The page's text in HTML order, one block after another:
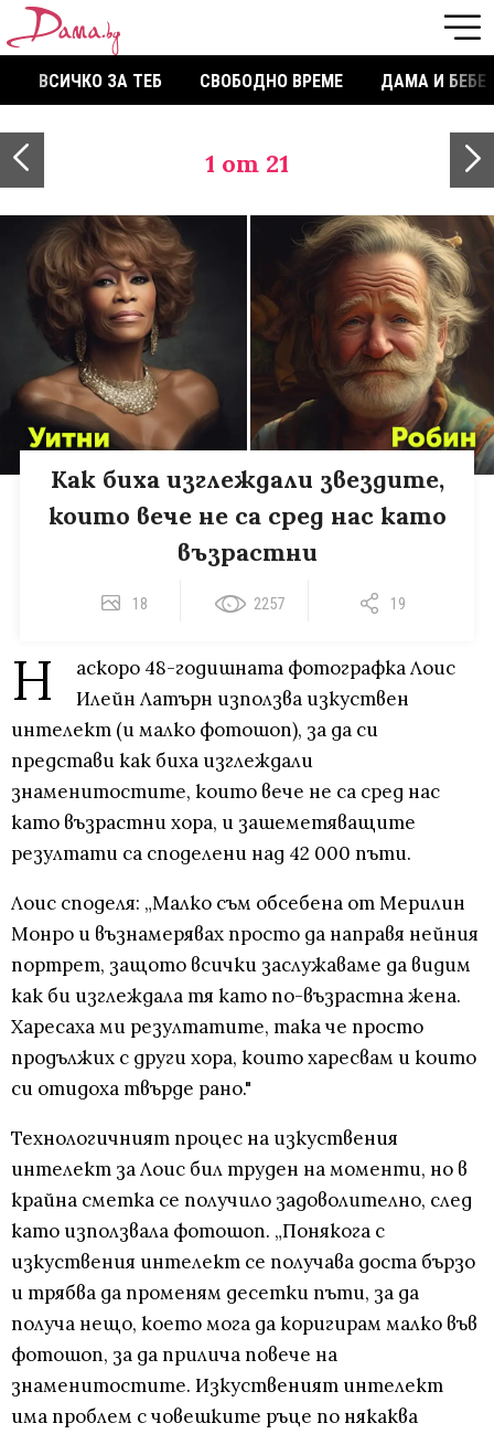
ВСИЧКО ЗА ТЕБ СВОБОДНО ВРЕМЕ ДАМА И БЕБЕ
1 от 21
Как биха изглеждали звездите,
които вече не са сред нас като
възрастни
18 2257 19
Н
аскоро 48-годишната фотографка Лоис
Илейн Латърн използва изкуствен
интелект (и малко фотошоп), за да си
представи как биха изглеждали
знаменитостите, които вече не са сред нас
като възрастни хора, и зашеметяващите
резултати са споделени над 42 000 пъти.
Лоис споделя: „Малко съм обсебена от Мерилин
Монро и възнамерявах просто да направя нейния
портрет, защото всички заслужаваме да видим
как би изглеждала тя като по-възрастна жена.
Харесаха ми резултатите, така че просто
продължих с други хора, които харесвам и които
си отидоха твърде рано."
Технологичният процес на изкуствения
интелект за Лоис бил труден на моменти, но в
крайна сметка се получило задоволително, след
като използвала фотошоп. „Понякога с
изкуствения интелект се получава доста бързо
и трябва да променям десетки пъти, за да
получа нещо, което мога да коригирам малко във
фотошоп, за да прилича повече на
знаменитостите. Изкуственият интелект
има проблем с човешките ръце по някаква